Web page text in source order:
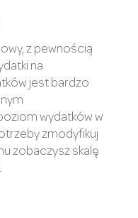
z pewnością
na
jest bardzo
wydatków w
zmodyfikuj
zobaczysz skalę